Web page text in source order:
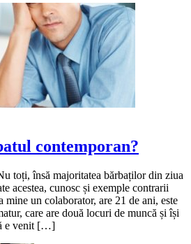
contemporan?
toți, însă majoritatea bărbaților din ziua
acestea, cunosc și exemple contrarii
mine un colaborator, are 21 de ani, este
care are două locuri de muncă și își
e venit […]